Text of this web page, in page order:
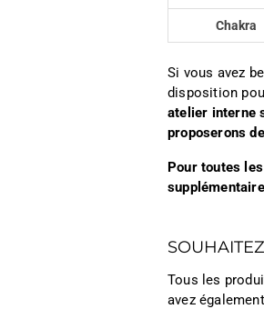
Chakra
Si vous avez
disposition
atelier interne
proposerons
Pour toutes
Tous les
avez